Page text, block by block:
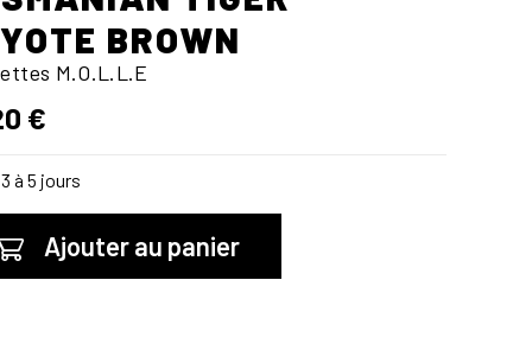
BROWN
M.O.L.L.E
€
à 5 jours
Ajouter au panier